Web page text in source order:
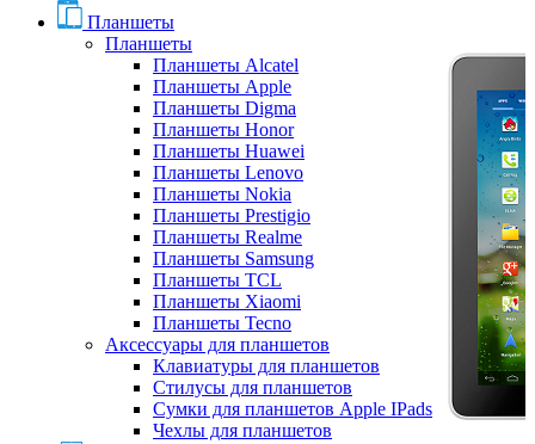
Планшеты
Планшеты
Планшеты Alcatel
Планшеты Apple
Планшеты Digma
Планшеты Honor
Планшеты Huawei
Планшеты Lenovo
Планшеты Nokia
Планшеты Prestigio
Планшеты Realme
Планшеты Samsung
Планшеты TCL
Планшеты Xiaomi
Планшеты Tecno
Аксессуары для планшетов
Клавиатуры для планшетов
Стилусы для планшетов
Сумки для планшетов Apple IPads
Чехлы для планшетов